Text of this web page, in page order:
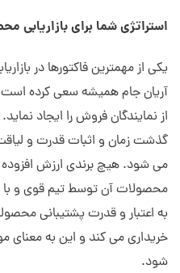
استراتژی شما برای
یکی از مهمترین فاکتورها در
آریان جام همیشه سعی کرده
از نمایندگان فروش را ایجاد
گذشت زمان و اثبات قدرت و لیاقت
می شود. هیچ برندی ارزش
محصولات آن توسط تیم قوی و
به اعتبار و قدرت پشتیبانی
خریداری می کند و این به معنای
شود.